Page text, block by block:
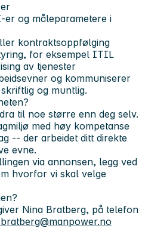
og måleparametere i
kontraktsoppfølging
for eksempel ITIL
av tjenester
og kommuniserer
og muntlig.
til noe større enn deg selv.
med høy kompetanse
-- der arbeidet ditt direkte
evne.
via annonsen, legg ved
hvorfor vi skal velge
Nina Bratberg, på telefon